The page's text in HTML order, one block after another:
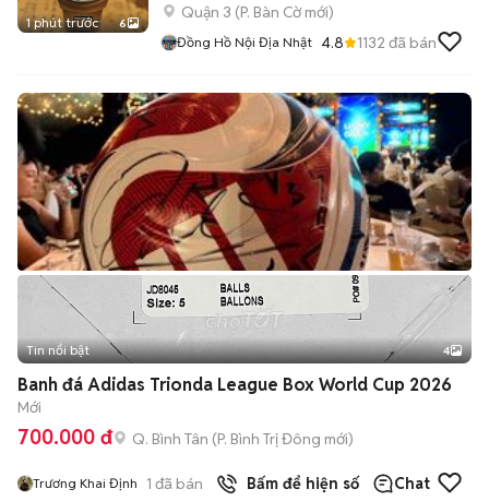
1 phút trước 6
Quận 3 (P. Bàn Cờmới)
Đồng Hồ Nội Địa Nhật 4.8 1132 đã bán
Tin nổi bật 4
Banh đá Adidas Trionda League Box World Cup 2026
Mới
700.000 đ Q. Bình Tân (P. Bình Trị Đông mới)
Trương Khai Định 1 đã bán Bấm để hiện số Chat